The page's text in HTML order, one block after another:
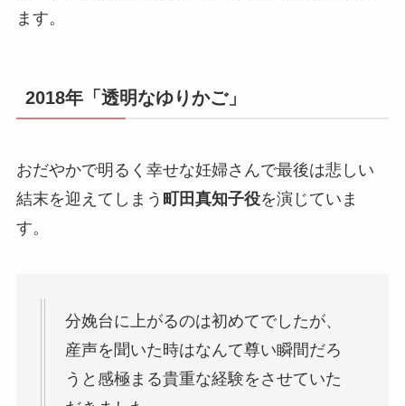
ます。
2018年「透明なゆりかご」
おだやかで明るく幸せな妊婦さんで最後は悲しい
結末を迎えてしまう 町田真知子役を演じていま
す。
分娩台に上がるのは初めてでしたが、
産声を聞いた時はなんて尊い瞬間だろ
うと感極まる貴重な経験をさせていた